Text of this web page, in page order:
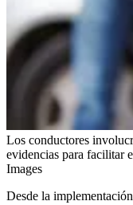
Los conductores
evidencias para facilitar
Images
Desde la